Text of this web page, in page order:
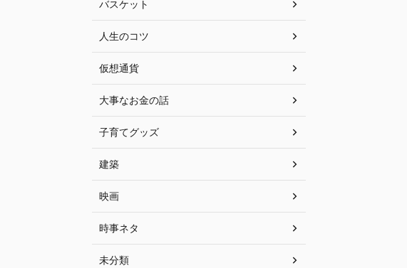
バスケット
人生のコツ
仮想通貨
大事なお金の話
子育てグッズ
建築
映画
時事ネタ
未分類